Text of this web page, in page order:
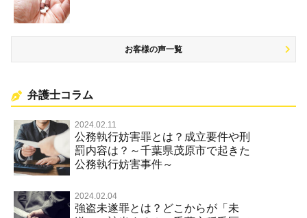
お客様の声一覧
弁護士コラム
2024.02.11
公務執行妨害罪とは？成立要件や刑
罰内容は？～千葉県茂原市で起きた
公務執行妨害事件～
2024.02.04
強盗未遂罪とは？どこからが「未